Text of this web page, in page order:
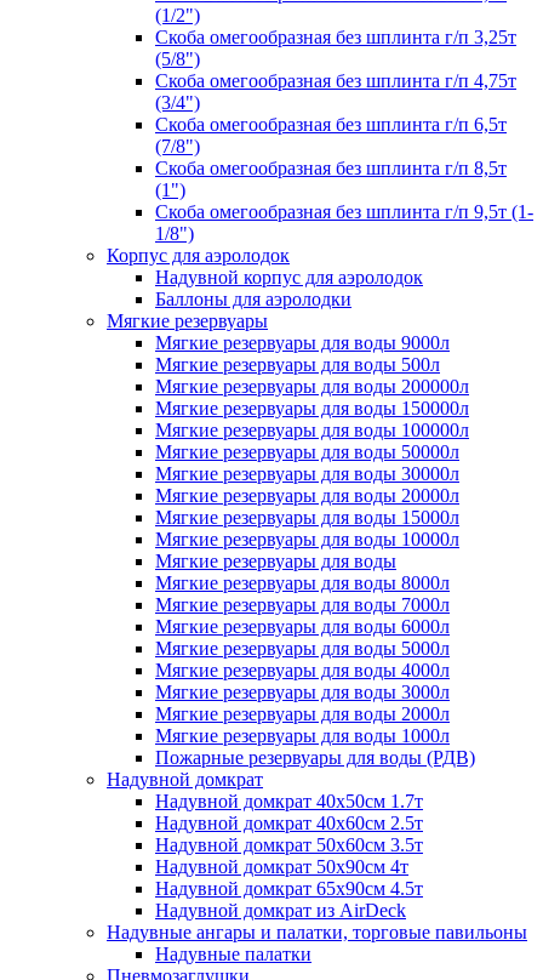
(1/2")
Скоба омегообразная без шплинта г/п 3,25т
(5/8")
Скоба омегообразная без шплинта г/п 4,75т
(3/4")
Скоба омегообразная без шплинта г/п 6,5т
(7/8")
Скоба омегообразная без шплинта г/п 8,5т
(1")
Скоба омегообразная без шплинта г/п 9,5т (1-
1/8")
Корпус для аэролодок
Надувной корпус для аэролодок
Баллоны для аэролодки
Мягкие резервуары
Мягкие резервуары для воды 9000л
Мягкие резервуары для воды 500л
Мягкие резервуары для воды 200000л
Мягкие резервуары для воды 150000л
Мягкие резервуары для воды 100000л
Мягкие резервуары для воды 50000л
Мягкие резервуары для воды 30000л
Мягкие резервуары для воды 20000л
Мягкие резервуары для воды 15000л
Мягкие резервуары для воды 10000л
Мягкие резервуары для воды
Мягкие резервуары для воды 8000л
Мягкие резервуары для воды 7000л
Мягкие резервуары для воды 6000л
Мягкие резервуары для воды 5000л
Мягкие резервуары для воды 4000л
Мягкие резервуары для воды 3000л
Мягкие резервуары для воды 2000л
Мягкие резервуары для воды 1000л
Пожарные резервуары для воды (РДВ)
Надувной домкрат
Надувной домкрат 40х50см 1.7т
Надувной домкрат 40х60см 2.5т
Надувной домкрат 50х60см 3.5т
Надувной домкрат 50х90см 4т
Надувной домкрат 65х90см 4.5т
Надувной домкрат из AirDeck
Надувные ангары и палатки, торговые павильоны
Надувные палатки
Пневмозаглушки